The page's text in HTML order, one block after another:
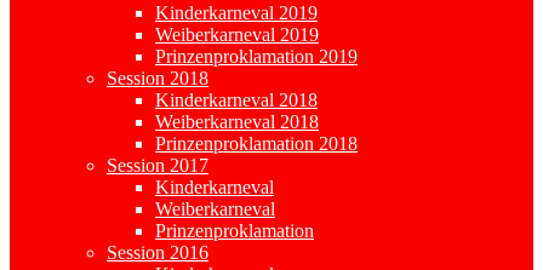
Kinderkarneval 2019
Weiberkarneval 2019
Prinzenproklamation 2019
Session 2018
Kinderkarneval 2018
Weiberkarneval 2018
Prinzenproklamation 2018
Session 2017
Kinderkarneval
Weiberkarneval
Prinzenproklamation
Session 2016